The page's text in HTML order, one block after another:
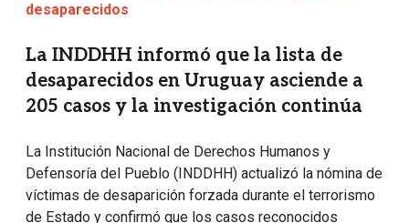
desaparecidos
La INDDHH informó que la lista de
desaparecidos en Uruguay asciende a
205 casos y la investigación continúa
La Institución Nacional de Derechos Humanos y
Defensoría del Pueblo (INDDHH) actualizó la nómina de
víctimas de desaparición forzada durante el terrorismo
de Estado y confirmó que los casos reconocidos